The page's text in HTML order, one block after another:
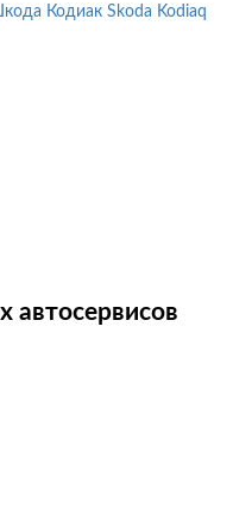
Skoda Kodiaq
автосервисов